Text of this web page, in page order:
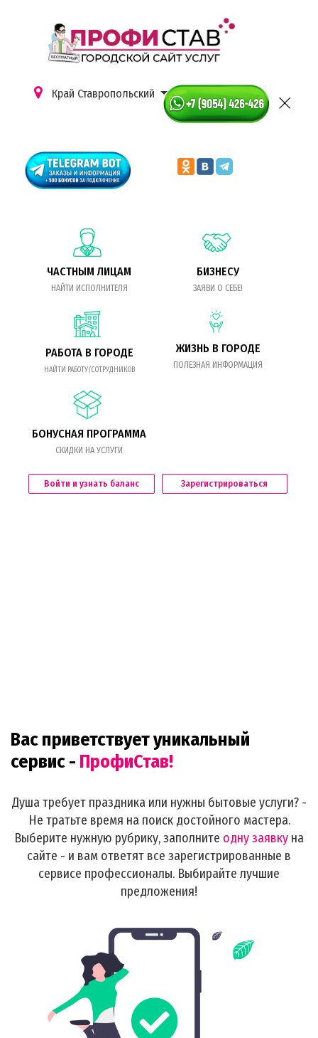
Край Ставропольский
ЧАСТНЫМ ЛИЦАМ
НАЙТИ ИСПОЛНИТЕЛЯ
БИЗНЕСУ
ЗАЯВИ О СЕБЕ!
РАБОТА В ГОРОДЕ
НАЙТИ РАБОТУ/СОТРУДНИКОВ
ЖИЗНЬ В ГОРОДЕ
ПОЛЕЗНАЯ ИНФОРМАЦИЯ
БОНУСНАЯ ПРОГРАММА
СКИДКИ НА УСЛУГИ
Войти и узнать баланс Зарегистрироваться
Вас приветствует уникальный
сервис - ПрофиСтав!
Душа требует праздника или нужны бытовые услуги? -
Не тратьте время на поиск достойного мастера.
Выберите нужную рубрику, заполните одну заявку на
сайте - и вам ответят все зарегистрированные в
сервисе профессионалы. Выбирайте лучшие
предложения!